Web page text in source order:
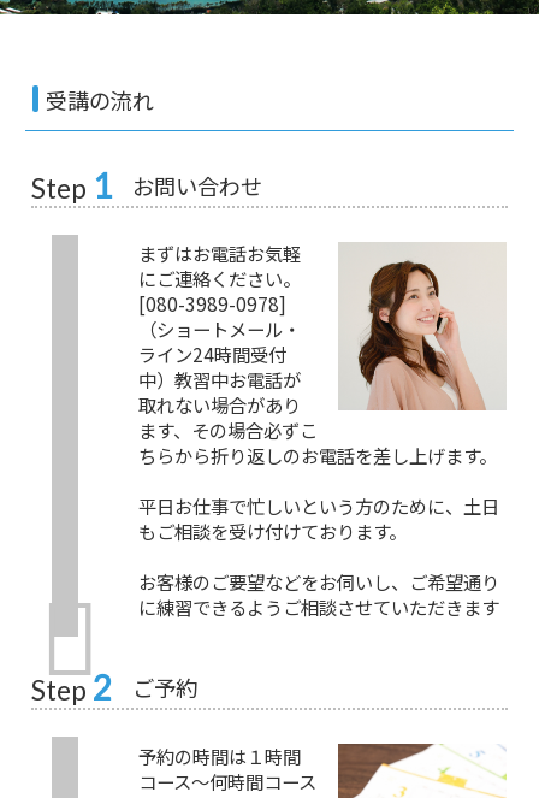
受講の流れ
Step 1 お問い合わせ
まずはお電話お気軽
にご連絡ください。
[080-3989-0978]
（ショートメール・
ライン24時間受付
中）教習中お電話が
取れない場合があり
ます、その場合必ずこ
ちらから折り返しのお電話を差し上げます。
平日お仕事で忙しいという方のために、土日
もご相談を受け付けております。
お客様のご要望などをお伺いし、ご希望通り
に練習できるようご相談させていただきます
Step 2 ご予約
予約の時間は１時間
コース～何時間コース